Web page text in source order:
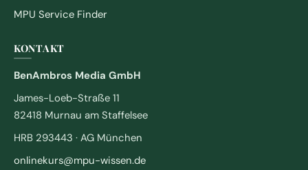
MPU Service Finder
KONTAKT
BenAmbros Media GmbH
James-Loeb-Straße 11
82418 Murnau am Staffelsee
HRB 293443 · AG München
onlinekurs@mpu-wissen.de